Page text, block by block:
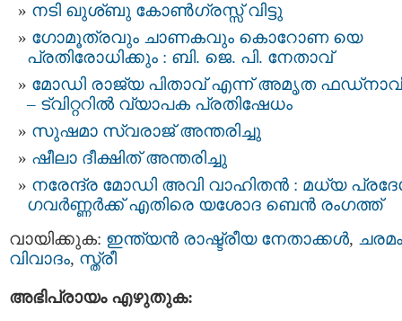
നടി ഖുശ്ബു കോണ്‍ഗ്രസ്സ് വിട്ടു
ഗോമൂത്രവും ചാണകവും കൊറോണ യെ
പ്രതിരോധിക്കും : ബി. ജെ. പി. നേതാവ്
മോഡി രാജ്യ പിതാവ് എന്ന് അമൃത
– ട്വിറ്ററില്‍ വ്യാപക പ്രതിഷേധം
സുഷമാ സ്വരാജ് അന്തരിച്ചു
ഷീലാ ദീക്ഷിത് അന്തരിച്ചു
നരേന്ദ്ര മോഡി അവി വാഹിതന്‍ : മധ്യ
ഗവർണ്ണർക്ക് എതിരെ യശോദ ബെന്‍ രംഗത്ത്
വായിക്കുക: ഇന്ത്യന്‍ രാഷ്ട്രീയ നേതാക്കള്‍, ചരമം
വിവാദം, സ്ത്രീ
അഭിപ്രായം എഴുതുക: